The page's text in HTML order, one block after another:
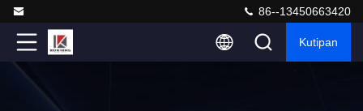
86--13450663420
Kutipan